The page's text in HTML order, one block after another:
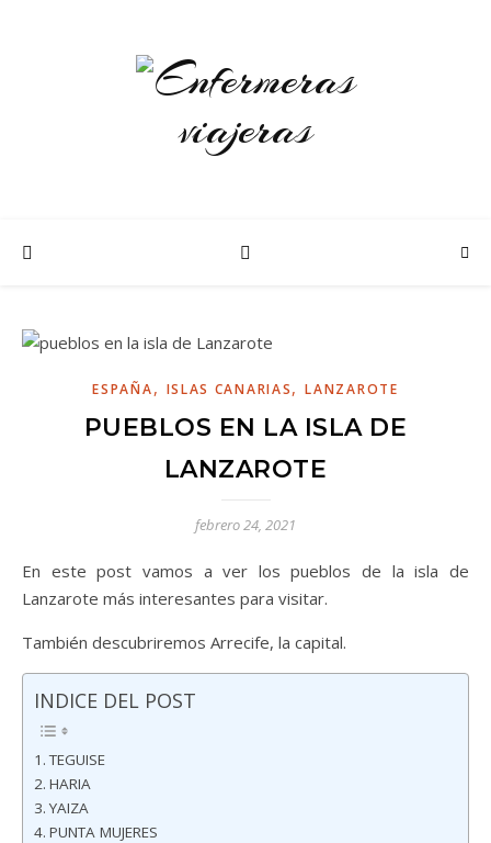
ESPAÑA, ISLAS CANARIAS,LANZAROTE
PUEBLOS EN LA ISLA DE
LANZAROTE
febrero 24, 2021
En este post vamos a ver los pueblos de la isla de
Lanzarote más interesantes para visitar.
También descubriremos Arrecife, la capital.
INDICE DEL POST
TEGUISE
HARIA
YAIZA
PUNTA MUJERES